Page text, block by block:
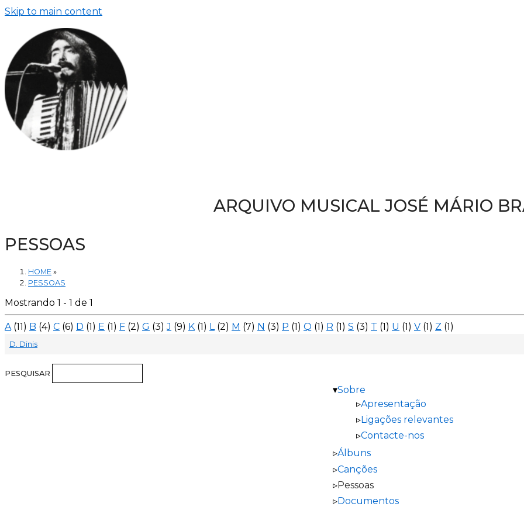
Skip to main content
ARQUIVO MUSICAL JOSÉ MÁRIO
PESSOAS
HOME »
PESSOAS
Mostrando 1 - 1 de 1
A (11) B (4) C (6) D (1) E (1) F (2) G (3)J (9) K (1) L (2) M (7) N (3) P (1) Q (1) R (1) S (3) T (1) U (1) V (1) Z (1)
D. Dinis
PESQUISAR
Sobre
Apresentação
Ligações relevantes
Contacte-nos
Álbuns
Canções
Pessoas
Documentos